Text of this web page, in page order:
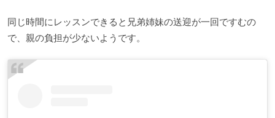
同じ時間にレッスンできると兄弟姉妹の送迎が一回ですむの
で、親の負担が少ないようです。